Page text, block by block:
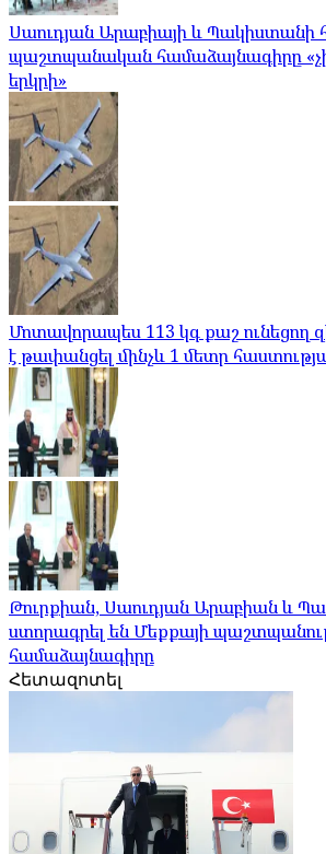
Սաուդյան Արաբիայի և Պակիստանի
պաշտպանական համաձայնագիրը «չի
երկրի»
Մոտավորապես 113 կգ քաշ ունեցող
է թափանցել մինչև 1 մետր
Թուրքիան, Սաուդյան Արաբիան և
ստորագրել են Մեքքայի
համաձայնագիրը
Հետազոտել